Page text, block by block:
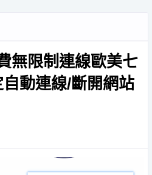
無限制連線歐美七
動連線/斷開網站